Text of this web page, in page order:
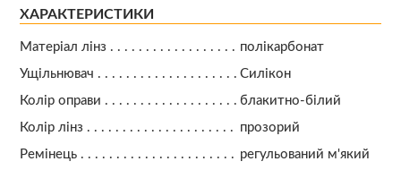
ХАРАКТЕРИСТИКИ
Матеріал лінз
полікарбонат
Ущільнювач
Силікон
Колір оправи
блакитно-білий
Колір лінз
прозорий
Ремінець
регульований м'який